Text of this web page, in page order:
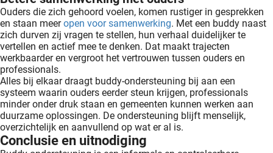
Ouders die zich gehoord voelen, komen rustiger in gesprekken
en staan meeropen voor samenwerking. Met een buddy naast
zich durven zij vragen te stellen, hun verhaal duidelijker te
vertellen en actief mee te denken. Dat maakt trajecten
werkbaarder en vergroot het vertrouwen tussen ouders en
professionals.
Alles bij elkaar draagt buddy-ondersteuning bij aan een
systeem waarin ouders eerder steun krijgen, professionals
minder onder druk staan en gemeenten kunnen werken aan
duurzame oplossingen. De ondersteuning blijft menselijk,
overzichtelijk en aanvullend op wat er al is.
Conclusie en uitnodiging